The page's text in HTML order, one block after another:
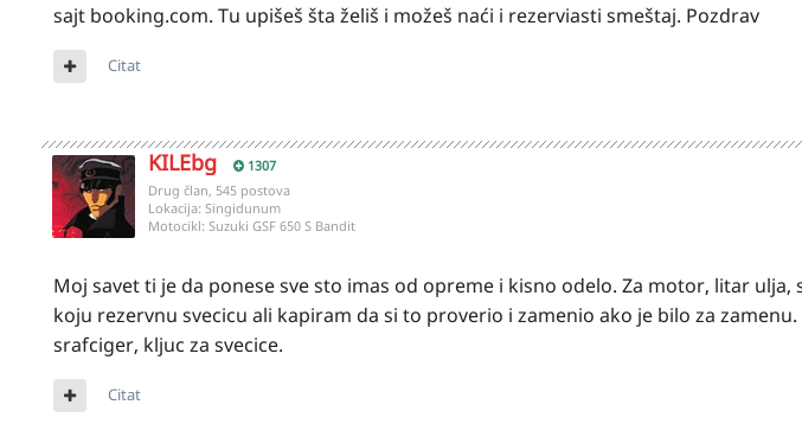
sajt booking.com. Tu upišeš šta želiš i možeš naći i rezerviasti smeštaj. Pozdrav
Citat
KILEbg 1307
Drug član, 545 postova
Lokacija: Singidunum
Motocikl: Suzuki GSF 650 S Bandit
Moj savet ti je da ponese sve sto imas od opreme i kisno odelo. Za motor, litar
koju rezervnu svecicu ali kapiram da si to proverio i zamenio ako je bilo za
srafciger, kljuc za svecice.
Citat